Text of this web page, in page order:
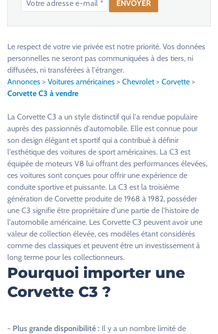
l
a
s
s
e
r
c
e
p
v
i
d
Le respect de votre vie privée est notre priorité. Vos données
personnelles ne seront pas communiquées à des tiers, ni
diffusées, ni transférées à l'étranger.
Annonces > Voitures américaines > Chevrolet> Corvette >
Corvette C3 à vendre
La Corvette C3 a un style distinctif qui l'a rendue populaire
auprès des passionnés d'automobile. Elle est connue pour
son design élégant et sportif qui a contribué à définir
l'esthétique des voitures de sport américaines. La C3 est
équipée de moteurs V8 lui offrant des performances élevées,
ces voitures sont conçues pour offrir une expérience de
conduite sportive et puissante. La C3 est la troisième
génération de Corvette produite de 1968 à 1982, posséder
une C3 signifie être propriétaire d'une partie de l'histoire de
l'automobile américaine. Les Corvette C3 peuvent avoir une
valeur de collection élevée, ces modèles étant considérés
comme des classiques et peuvent être un investissement à
long terme pour les collectionneurs.
Pourquoi importer une
Corvette C3 ?
- Plus grande disponibilité : Il y a un nombre limité de